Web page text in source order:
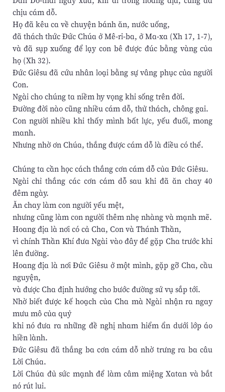
chịu cám dỗ.
Họ đã kêu ca về chuyện bánh ăn, nước uống,
đã thách thức Đức Chúa ở Mê-ri-ba, ở Ma-xa (Xh 17, 1-7),
và đã sụp xuống để lạy con bê được đúc bằng vàng của
họ (Xh 32).
Đức Giêsu đã cứu nhân loại bằng sự vâng phục của người
Con.
Ngài cho chúng ta niềm hy vọng khi sống trên đời.
Đường đời nào cũng nhiều cám dỗ, thử thách, chông gai.
Con người nhiều khi thấy mình bất lực, yếu đuối, mong
manh.
Nhưng nhờ ơn Chúa, thắng được cám dỗ là điều có thể.
Chúng ta cần học cách thắng cơn cám dỗ của Đức Giêsu.
Ngài chỉ thắng các cơn cám dỗ sau khi đã ăn chay 40
đêm ngày.
Ăn chay làm con người yếu mệt,
nhưng cũng làm con người thêm nhẹ nhàng và mạnh mẽ.
Hoang địa là nơi có cả Cha, Con và Thánh Thần,
vì chính Thần Khí đưa Ngài vào đây để gặp Cha trước khi
lên đường.
Hoang địa là nơi Đức Giêsu ở một mình, gặp gỡ Cha, cầu
nguyện,
và được Cha định hướng cho bước đường sứ vụ sắp tới.
Nhờ biết được kế hoạch của Cha mà Ngài nhận ra ngay
mưu mô của quỷ
khi nó đưa ra những đề nghị nham hiểm ẩn dưới lớp áo
hiền lành.
Đức Giêsu đã thắng ba cơn cám dỗ nhờ trưng ra ba câu
Lời Chúa.
Lời Chúa đủ sức mạnh để làm câm miệng Xatan và bắt
nó rút lui.